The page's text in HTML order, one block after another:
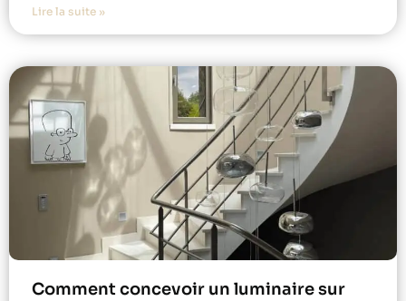
Lire la suite »
Comment concevoir un luminaire sur